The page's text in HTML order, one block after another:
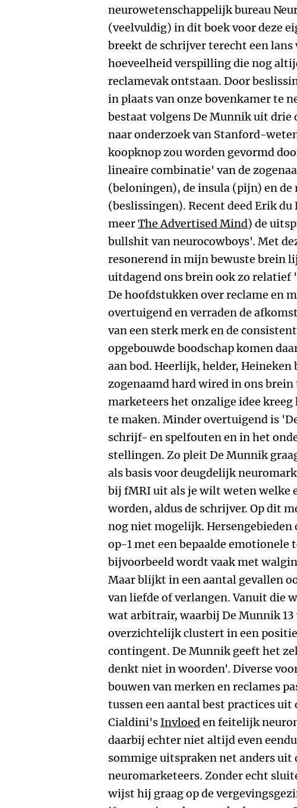
neurowetenschappelijk bureau
(veelvuldig) in dit boek voor deze
breekt de schrijver terecht een lans
hoeveelheid verspilling die nog
reclamevak ontstaan. Door
in plaats van onze bovenkamer te
bestaat volgens De Munnik uit
naar onderzoek van Stanford-
koopknop zou worden gevormd
lineaire combinatie' van de
(beloningen), de insula (pijn) en
(beslissingen). Recent deed Erik
meerThe Advertised Mind) de
bullshit van neurocowboys'. Met
resonerend in mijn bewuste brein
uitdagend ons brein ook zo
De hoofdstukken over reclame en
overtuigend en verraden de
van een sterk merk en de
opgebouwde boodschap komen
aan bod. Heerlijk, helder, Heineken
zogenaamd hard wired in ons
marketeers het onzalige idee
te maken. Minder overtuigend is
schrijf- en spelfouten en in het
stellingen. Zo pleit De Munnik
als basis voor deugdelijk
bij fMRI uit als je wilt weten welke
worden, aldus de schrijver. Op dit
nog niet mogelijk. Hersengebieden
op-1 met een bepaalde emotionele
bijvoorbeeld wordt vaak met
Maar blijkt in een aantal gevallen
van liefde of verlangen. Vanuit die
wat arbitrair, waarbij De Munnik
overzichtelijk clustert in een
contingent. De Munnik geeft het
denkt niet in woorden'. Diverse
bouwen van merken en reclames
tussen een aantal best practices
Cialdini's Invloeden feitelijk
daarbij echter niet altijd even
sommige uitspraken net anders uit
neuromarketeers. Zonder echt
wijst hij graag op de